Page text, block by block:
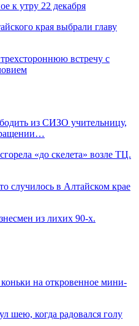
к утру 22 декабря
края выбрали главу
встречу с
из СИЗО учительницу,
«до скелета» возле ТЦ.
случилось в Алтайском крае
из лихих 90-х.
на откровенное мини-
шею, когда радовался голу